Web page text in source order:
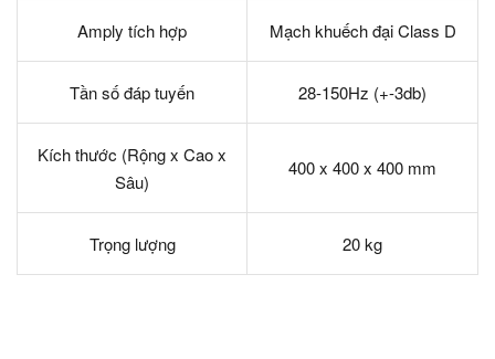
Amply tích hợp Mạch khuếch đại Class D
Tần số đáp tuyến 28-150Hz (+-3db)
Kích thước (Rộng x Cao x
Sâu)
400 x 400 x 400 mm
Trọng lượng 20 kg